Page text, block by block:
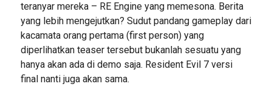
teranyar mereka – RE Engine yang memesona. Berita
yang lebih mengejutkan? Sudut pandang gameplay dari
kacamata orang pertama (first person) yang
diperlihatkan teaser tersebut bukanlah sesuatu yang
hanya akan ada di demo saja. Resident Evil 7 versi
final nanti juga akan sama.